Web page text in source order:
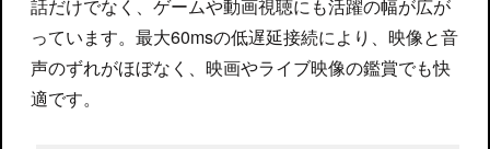
話だけでなく、ゲームや動画視聴にも活躍の幅が広が
っています。最大60msの低遅延接続により、映像と音
声のずれがほぼなく、映画やライブ映像の鑑賞でも快
適です。